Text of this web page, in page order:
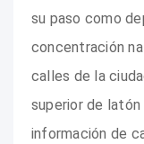
su paso como
concentración
calles de la
superior de
información de